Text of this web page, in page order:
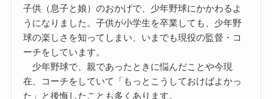
子供（息子と娘）のおかげで、少年野球にかかわるよ
うになりました。子供が小学生を卒業しても、少年野
球の楽しさを知ってしまい、いまでも現役の監督・コ
ーチをしています。
少年野球で、親であったときに悩んだことや今現
在、コーチをしていて「もっとこうしておけばよかっ
た」と後悔したことも多くあります。